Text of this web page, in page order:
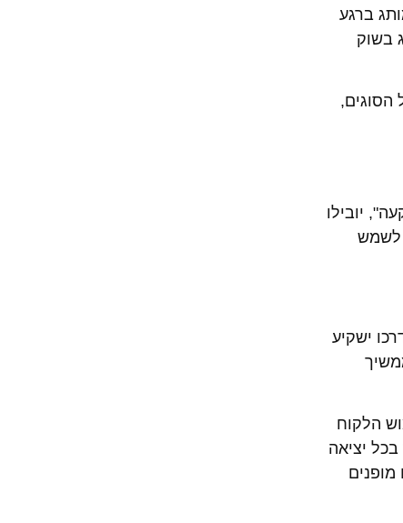
ברגע
בשוק
הסוגים,
יובילו
לשמש
ישקיע
הלקוח
יציאה